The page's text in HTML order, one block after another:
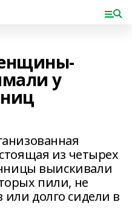
у
из четырех
выискивали
пили, не
долго сидели в